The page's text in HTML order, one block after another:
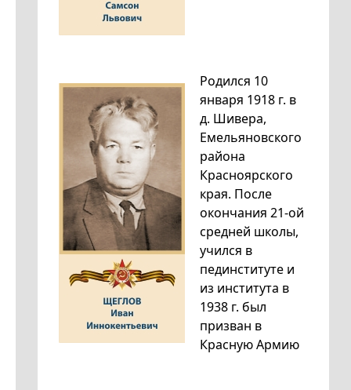
Родился 10
января 1918 г. в
д. Шивера,
Емельяновского
района
Красноярского
края. После
окончания 21-ой
средней школы,
учился в
пединституте и
из института в
1938 г. был
призван в
Красную Армию